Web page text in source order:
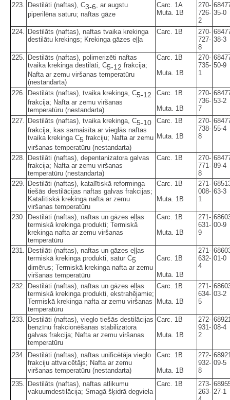
223. Destilāti (naftas), C3-6 , ar augstu
piperilēna saturu; naftas gāze
Carc. 1A
Muta. 1B
270-
726-
2
35-0
224.
Destilāts (naftas), naftas tvaika krekinga
destilātu krekings; Krekinga gāzes eļļa
Carc. 1B
270-
727-
8
38-3
225.
Destilāts (naftas), polimerizēti naftas
tvaika krekinga destilāti, C5-12 frakcija;
Nafta ar zemu viršanas temperatūru
(nestandarta)
Carc. 1B
Muta. 1B
270-
735-
1
50-9
226. Destilāts (naftas), tvaika krekinga, C5-12
frakcija; Nafta ar zemu viršanas
temperatūru (nestandarta)
Carc. 1B
Muta. 1B
270-
736-
7
53-2
227. Destilāts (naftas), tvaika krekinga, C5-10
frakcija, kas samaisīta ar vieglās naftas
tvaika krekinga C5 frakciju; Nafta ar zemu
viršanas temperatūru (nestandarta)
Carc. 1B
Muta. 1B
270-
738-
8
55-4
228.
Destilāti (naftas), depentanizatora galvas
frakcija; Nafta ar zemu viršanas
temperatūru (nestandarta)
Carc. 1B
270-
771-
8
89-4
229.
Destilāti (naftas), katalītiskā reforminga
tiešās destilācijas naftas galvas frakcijas;
Katalītiskā krekinga nafta ar zemu
viršanas temperatūru
Carc. 1B
Muta. 1B
271-
008-
1
63-3
230.
Destilāti (naftas), naftas un gāzes eļļas
termiskā krekinga produkti; Termiskā
krekinga nafta ar zemu viršanas
temperatūru
Carc. 1B
Muta. 1B
271-
631-
9
00-9
231.
Destilāti (naftas), naftas un gāzes eļļas
termiskā krekinga produkti, satur C5
dimērus; Termiskā krekinga nafta ar zemu
viršanas temperatūru
Carc. 1B
Muta. 1B
271-
632-
4
01-0
232.
Destilāti (naftas), naftas un gāzes eļļas
termiskā krekinga produkti, ekstrahējamie;
Termiskā krekinga nafta ar zemu viršanas
temperatūru
Carc. 1B
Muta. 1B
271-
634-
5
03-2
233.
Destilāti (naftas), vieglo tiešās destilācijas
benzīnu frakcionēšanas stabilizatora
galvas frakcija; Nafta ar zemu viršanas
temperatūru
Carc. 1B
Muta. 1B
272-
931-
2
08-4
234.
Destilāti (naftas), naftas unificētāja vieglo
frakciju attvaicētājs; Nafta ar zemu
viršanas temperatūru (nestandarta)
Carc. 1B
Muta. 1B
272-
932-
8
09-5
235.
Destilāts (naftas), naftas atlikumu
vakuumdestilācija; Smagā šķidrā degviela
Carc. 1B
273-
263- 27-1